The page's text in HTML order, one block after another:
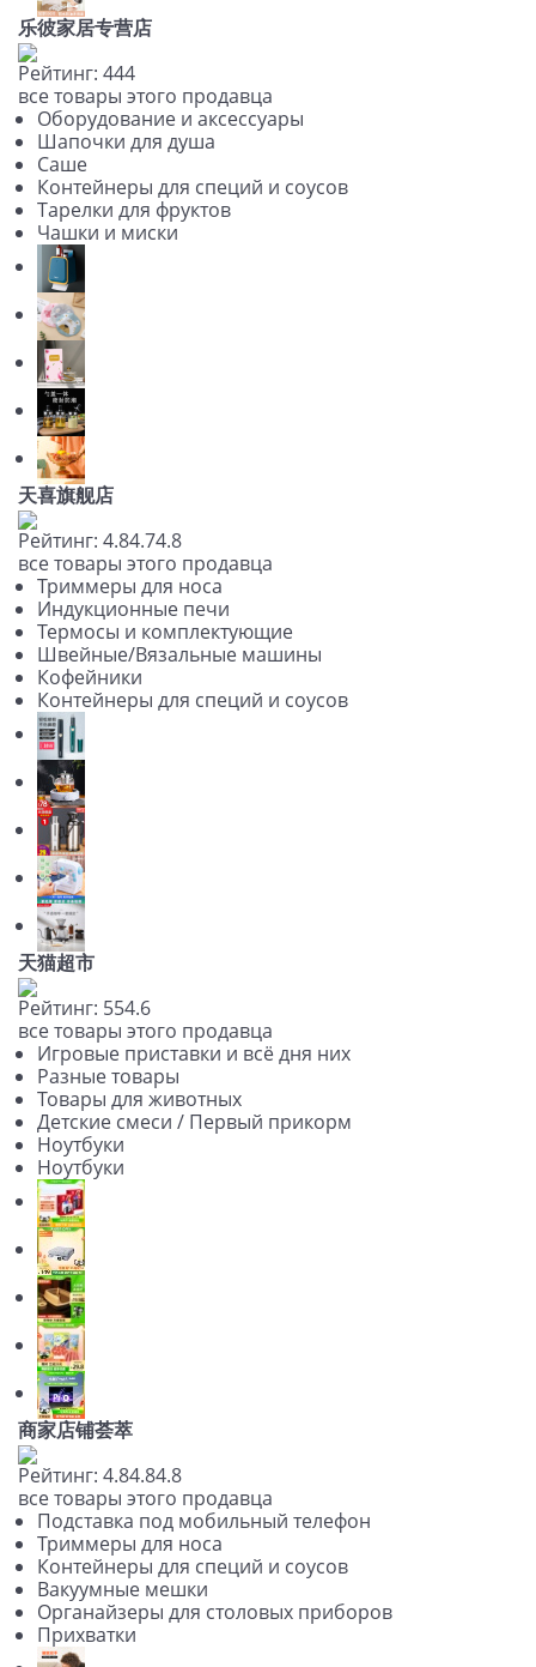
乐彼家居专营店
Рейтинг: 444
все товары этого продавца
Оборудование и аксессуары
Шапочки для душа
Саше
Контейнеры для специй и соусов
Тарелки для фруктов
Чашки и миски
天喜旗舰店
Рейтинг: 4.84.74.8
все товары этого продавца
Триммеры для носа
Индукционные печи
Термосы и комплектующие
Швейные/Вязальные машины
Кофейники
Контейнеры для специй и соусов
天猫超市
Рейтинг: 554.6
все товары этого продавца
Игровые приставки и всё дня них
Разные товары
Товары для животных
Детские смеси / Первый прикорм
Ноутбуки
Ноутбуки
商家店铺荟萃
Рейтинг: 4.84.84.8
все товары этого продавца
Подставка под мобильный телефон
Триммеры для носа
Контейнеры для специй и соусов
Вакуумные мешки
Органайзеры для столовых приборов
Прихватки